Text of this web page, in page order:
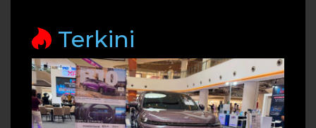
Terkini